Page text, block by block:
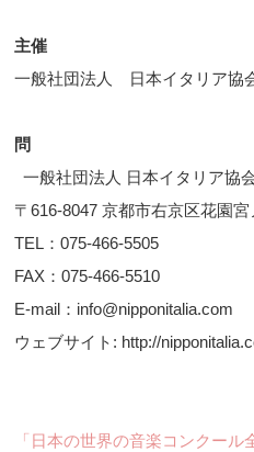
主催
一般社団法人 日本イタリア協
問
一般社団法人 日本イタリア
〒616-8047 京都市右京区花園宮
TEL：075-466-5505
FAX：075-466-5510
E-mail：info@nipponitalia.com
ウェブサイト: http://
「日本の世界の音楽コンクー